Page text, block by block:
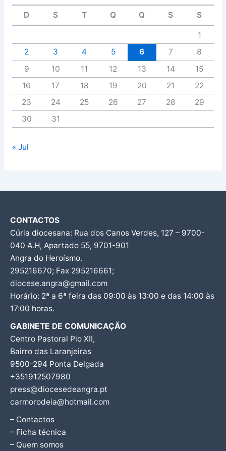
D S T Q Q S S
1
2
3 4 5 6 7
8
9
10 11 12 13 14
15
16
17 18 19 20 21
22
23
24 25 26 27 28
29
30
31
« Jul
CONTACTOS
Cúria diocesana: Rua dos Canos Verdes, 127 – 9700-
040 A.H, Apartado 55, 9701-901
Angra do Heroísmo.
295216670; Fax 295216661;
diocese.angra@gmail.com
Horário: 2ª a 6ª feira das 09:00 às 13:00 e das 14:00 às
17:00 horas.
GABINETE DE COMUNICAÇÃO
Centro Pastoral Pio XII,
Bairro das Laranjeiras
9500-294 Ponta Delgada
+351912507980
press@diocesedeangra.pt
carmorodeia@hotmail.com
– Contactos
– Ficha técnica
– Quem somos